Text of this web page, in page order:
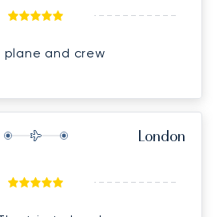
Great plane and crew
London